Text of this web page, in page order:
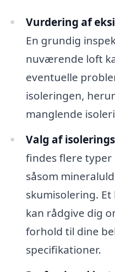
Vurdering af
En grundig
nuværende loft
eventuelle
isoleringen,
manglende
Valg af
findes flere typer
såsom
skumisolering.
kan rådgive dig
forhold til dine
specifikationer.